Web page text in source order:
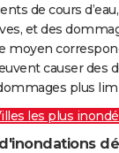
de cours
et des
moyen
causer des
plus
les plus